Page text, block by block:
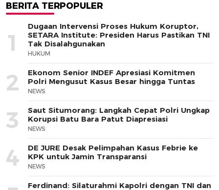
BERITA TERPOPULER
1
Dugaan Intervensi Proses Hukum Koruptor,
SETARA Institute: Presiden Harus Pastikan TNI
Tak Disalahgunakan
HUKUM
2
Ekonom Senior INDEF Apresiasi Komitmen
Polri Mengusut Kasus Besar hingga Tuntas
NEWS
3
Saut Situmorang: Langkah Cepat Polri Ungkap
Korupsi Batu Bara Patut Diapresiasi
NEWS
4
DE JURE Desak Pelimpahan Kasus Febrie ke
KPK untuk Jamin Transparansi
NEWS
Ferdinand: Silaturahmi Kapolri dengan TNI dan